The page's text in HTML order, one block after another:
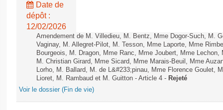
Date de
dépôt :
12/02/2026
Amendement de M. Villedieu, M. Bentz, Mme Dogor-Such, M.
Vaginay, M. Allegret-Pilot, M. Tesson, Mme Laporte, Mme
Bourgeois, M. Dragon, Mme Ranc, Mme Joubert, Mme
M. Christian Girard, Mme Sicard, Mme Marais-Beuil, Mme
Lorho, M. Ballard, M. de L&#233;pinau, Mme Florence Goulet,
Lioret, M. Rambaud et M. Guitton - Article 4 - Rejeté
Voir le dossier (Fin de vie)